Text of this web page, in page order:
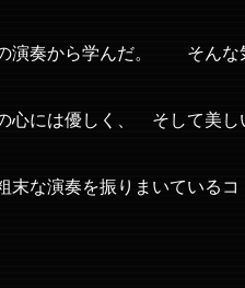
演奏から学んだ。 そんな
には優しく、 そして美し
な演奏を振りまいているコ